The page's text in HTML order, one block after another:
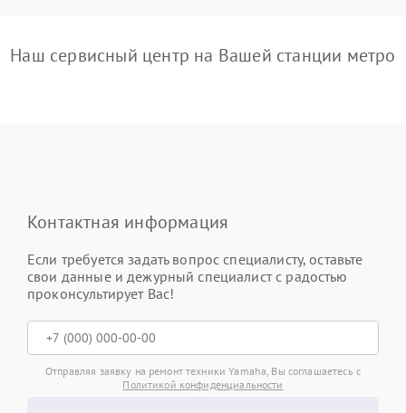
Наш сервисный центр на Вашей станции метро
Контактная информация
Если требуется задать вопрос специалисту, оставьте
свои данные и дежурный специалист с радостью
проконсультирует Вас!
Отправляя заявку на ремонт техники Yamaha, Вы соглашаетесь с
Политикой конфиденциальности